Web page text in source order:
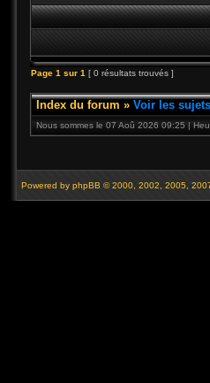
Page 1 sur 1 [ 0 résultats trouvés ]
Index du forum » Voir les
Nous sommes le 07 Aoû 2026 09:25 |
Powered by phpBB © 2000, 2002, 2005,